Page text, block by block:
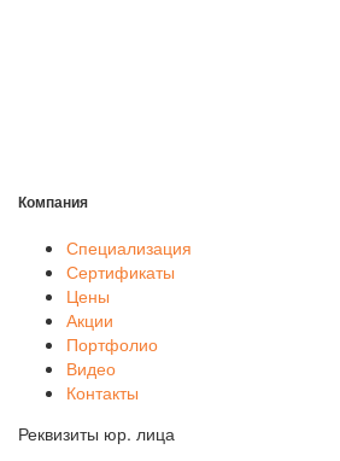
Компания
Специализация
Сертификаты
Цены
Акции
Портфолио
Видео
Контакты
Реквизиты юр. лица